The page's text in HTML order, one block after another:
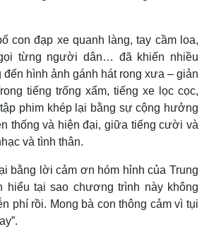
con đạp xe quanh làng, tay cầm loa,
từng người dân… đã khiến nhiều
hình ảnh gánh hát rong xưa – giản
tiếng trống xẩm, tiếng xe lọc cọc,
phim khép lại bằng sự cộng hưởng
thống và hiện đại, giữa tiếng cười và
và tình thân.
bằng lời cảm ơn hóm hỉnh của Trung
hiểu tại sao chương trình này không
phí rồi. Mong bà con thông cảm vì tụi